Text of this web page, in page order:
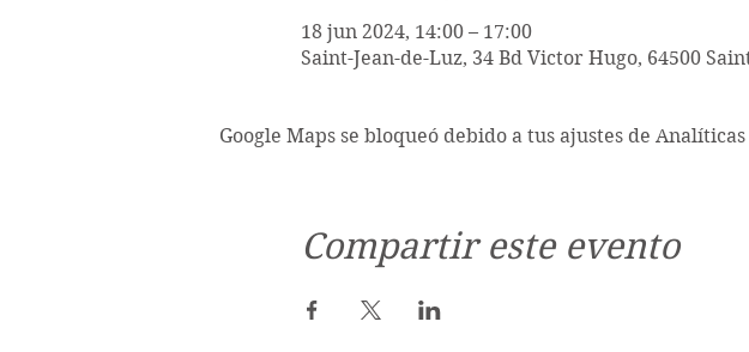
18 jun 2024, 14:00 – 17:00
Saint-Jean-de-Luz, 34 Bd Victor Hugo, 64500
Google Maps se bloqueó debido a tus ajustes de
Compartir este evento